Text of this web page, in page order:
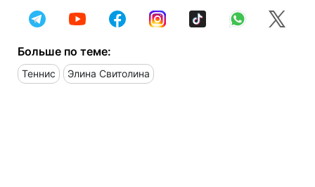
Больше по теме:
Теннис Элина Свитолина